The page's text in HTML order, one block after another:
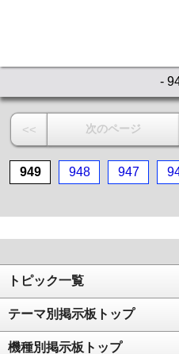
-
<< 次のページ
949 948 947
トピック一覧
テーマ別掲示板トップ
機種別掲示板トップ